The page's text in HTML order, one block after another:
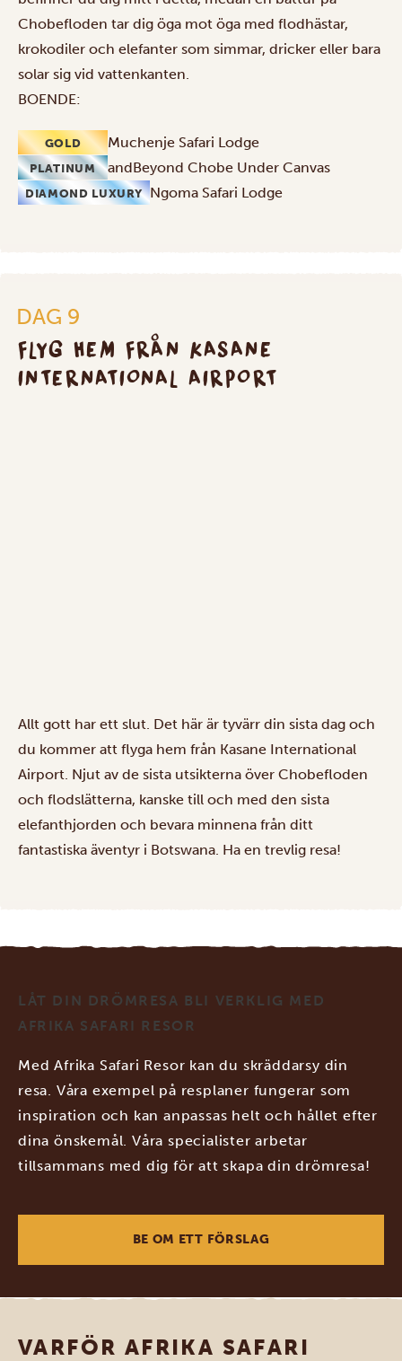
Chobefloden tar dig öga mot öga med flodhästar,
krokodiler och elefanter som simmar, dricker eller bara
solar sig vid vattenkanten.
BOENDE:
GOLD Muchenje Safari Lodge
PLATINUM andBeyond Chobe Under Canvas
DIAMOND LUXURY Ngoma Safari Lodge
DAG 9
FLYG HEM FRÅN KASANE
INTERNATIONAL AIRPORT
från
Kasane
International
Airport
Allt gott har ett slut. Det här är tyvärr din sista dag och
du kommer att flyga hem från Kasane International
Airport. Njut av de sista utsikterna över Chobefloden
och flodslätterna, kanske till och med den sista
elefanthjorden och bevara minnena från ditt
fantastiska äventyr i Botswana. Ha en trevlig resa!
LÅT DIN DRÖMRESA BLI VERKLIG MED
AFRIKA SAFARI RESOR
Med Afrika Safari Resor kan du skräddarsy din
resa. Våra exempel på resplaner fungerar som
inspiration och kan anpassas helt och hållet efter
dina önskemål. Våra specialister arbetar
tillsammans med dig för att skapa din drömresa!
BE OM ETT FÖRSLAG
VARFÖR AFRIKA SAFARI